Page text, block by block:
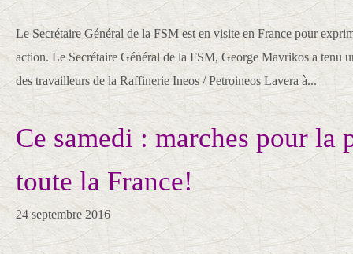
Le Secrétaire Général de la FSM est en visite en France pour
action. Le Secrétaire Général de la FSM, George Mavrikos a tenu
des travailleurs de la Raffinerie Ineos / Petroineos Lavera à...
Ce samedi : marches pour la
toute la France!
24 septembre 2016